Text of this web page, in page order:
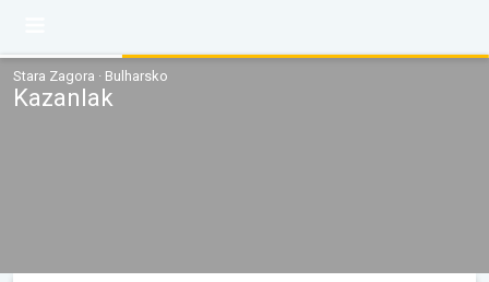
Stara Zagora · Bulharsko
Kazanlak